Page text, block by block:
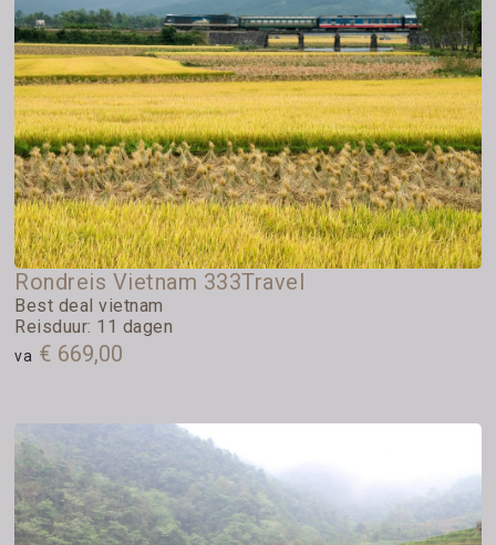
Rondreis Vietnam 333Travel
Best deal vietnam
Reisduur: 11 dagen
va € 669,00